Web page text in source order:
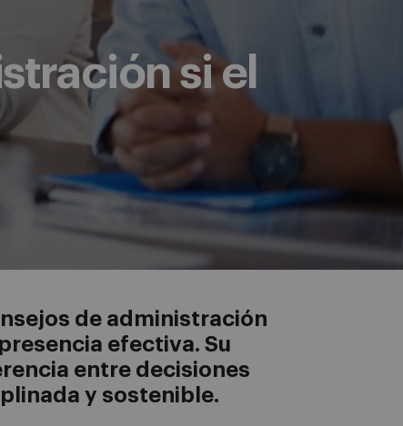
si el
de administración
efectiva. Su
entre decisiones
y sostenible.